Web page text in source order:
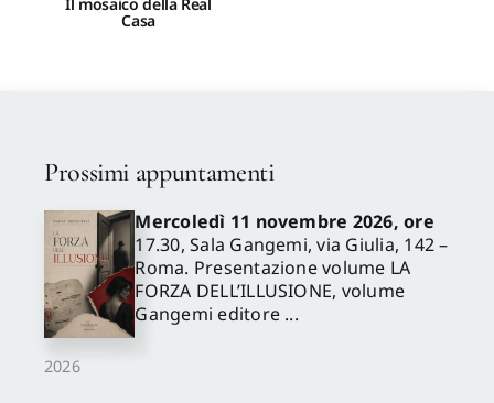
Il mosaico della Real
Casa
Prossimi appuntamenti
2026
Mercoledì 11 novembre 2026, ore
17.30, Sala Gangemi, via Giulia, 142 –
Roma. Presentazione volume LA
FORZA DELL’ILLUSIONE, volume
Gangemi editore ...